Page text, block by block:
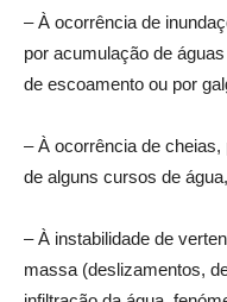
– À ocorrência de
por acumulação de
de escoamento ou por
– À ocorrência de
de alguns cursos de
– À instabilidade de
massa (deslizamentos,